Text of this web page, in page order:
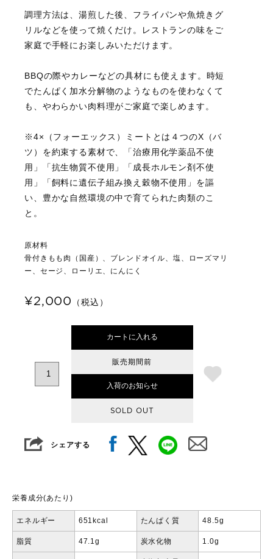
調理方法は、湯煎した後、フライパンや魚焼きグ
リルなどを使って焼くだけ。レストランの味をご
家庭で手軽にお楽しみいただけます。
BBQの際やカレーなどの具材にも使えます。時短
でたんぱく加水分解物のようなものを使わなくて
も、やわらかい肉料理がご家庭で楽しめます。
※4×（フォーエックス）ミートとは４つのX（バ
ツ）を約束する素材で、「治療用化学薬品不使
用」「抗生物質不使用」「成長ホルモン剤不使
用」「飼料に遺伝子組み換え穀物不使用」を謳
い、豊かな自然環境の中で育てられた肉類のこ
と。
原材料
骨付きもも肉（国産）、ブレンドオイル、塩、ローズマリ
ー、セージ、ローリエ、にんにく
¥2,000 （税込）
カートに入れる
販売期間前
入荷のお知らせ
SOLD OUT
シェアする
栄養成分(あたり)
エネルギー 651kcal たんぱく質 48.5g
脂質 47.1g 炭水化物 1.0g